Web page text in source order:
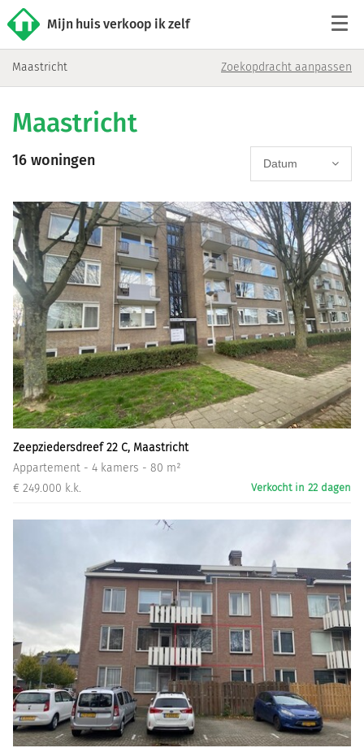
Mijn huis verkoop ik zelf
Reviews
Contact
Verkoop starten
Informatiegesprek
Inloggen
Maastricht Zoekopdracht aanpassen
Maastricht
16 woningen Datum
Zeepziedersdreef 22 C, Maastricht
Appartement - 4 kamers - 80 m²
€ 249.000 k.k.
Verkocht in 22 dagen